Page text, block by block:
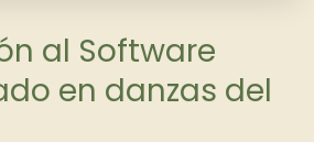
al Software
en danzas del